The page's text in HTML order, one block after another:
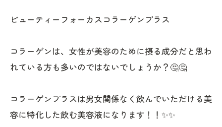
ビューティーフォーカスコラーゲンプラス
コラーゲンは、女性が美容のために摂る成分だと思わ
れている方も多いのではないでしょうか？🤔🤔
コラーゲンプラスは男女関係なく飲んでいただける美
容に特化した飲む美容液になります！！✨✨